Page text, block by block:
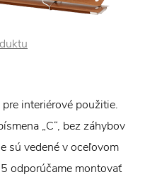
interiérové použitie.
„C“, bez záhybov
sú vedené v oceľovom
odporúčame montovať